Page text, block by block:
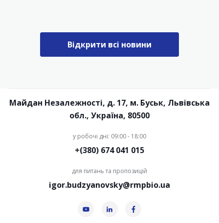
Відкрити всі новини
Майдан Незалежності, д. 17, м. Буськ, Львівська
обл., Україна, 80500
у робочі дні: 09:00 - 18:00
+(380) 674 041 015
для питань та пропозицій
igor.budzyanovsky@rmpbio.ua